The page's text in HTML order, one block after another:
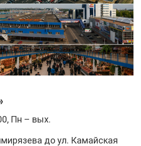
Пн – вых.
до ул. Ка­май­ская